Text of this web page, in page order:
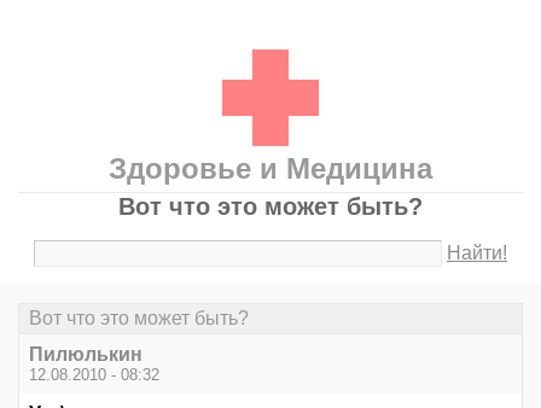
Здоровье и Медицина
Вот что это может быть?
Найти!
Вот что это может быть?
Пилюлькин
12.08.2010 - 08:32